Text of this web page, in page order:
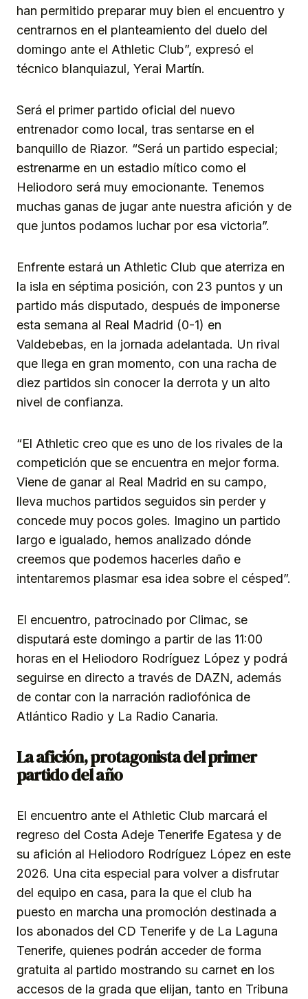
han permitido preparar muy bien el encuentro y
centrarnos en el planteamiento del duelo del
domingo ante el Athletic Club”, expresó el
técnico blanquiazul, Yerai Martín.
Será el primer partido oficial del nuevo
entrenador como local, tras sentarse en el
banquillo de Riazor. “Será un partido especial;
estrenarme en un estadio mítico como el
Heliodoro será muy emocionante. Tenemos
muchas ganas de jugar ante nuestra afición y de
que juntos podamos luchar por esa victoria”.
Enfrente estará un Athletic Club que aterriza en
la isla en séptima posición, con 23 puntos y un
partido más disputado, después de imponerse
esta semana al Real Madrid (0-1) en
Valdebebas, en la jornada adelantada. Un rival
que llega en gran momento, con una racha de
diez partidos sin conocer la derrota y un alto
nivel de confianza.
“El Athletic creo que es uno de los rivales de la
competición que se encuentra en mejor forma.
Viene de ganar al Real Madrid en su campo,
lleva muchos partidos seguidos sin perder y
concede muy pocos goles. Imagino un partido
largo e igualado, hemos analizado dónde
creemos que podemos hacerles daño e
intentaremos plasmar esa idea sobre el césped”.
El encuentro, patrocinado por Climac, se
disputará este domingo a partir de las 11:00
horas en el Heliodoro Rodríguez López y podrá
seguirse en directo a través de DAZN, además
de contar con la narración radiofónica de
Atlántico Radio y La Radio Canaria.
La afición, protagonista del primer
partido del año
El encuentro ante el Athletic Club marcará el
regreso del Costa Adeje Tenerife Egatesa y de
su afición al Heliodoro Rodríguez López en este
2026. Una cita especial para volver a disfrutar
del equipo en casa, para la que el club ha
puesto en marcha una promoción destinada a
los abonados del CD Tenerife y de La Laguna
Tenerife, quienes podrán acceder de forma
gratuita al partido mostrando su carnet en los
accesos de la grada que elijan, tanto en Tribuna